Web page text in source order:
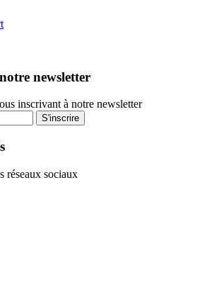
newsletter
inscrivant à notre newsletter
S'inscrire
réseaux sociaux